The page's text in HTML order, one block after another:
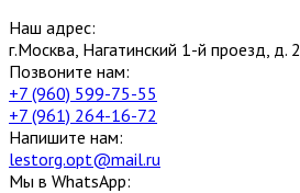
Наш адрес:
г.Москва, Нагатинский 1-й проезд, д. 2
Позвоните нам:
+7 (960) 599-75-55
+7 (961) 264-16-72
Напишите нам:
lestorg.opt@mail.ru
Мы в WhatsApp: